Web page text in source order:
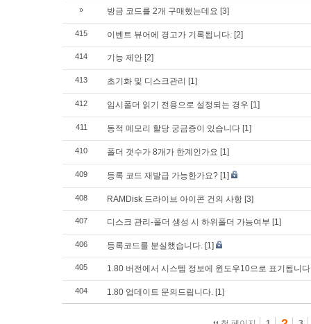
» 방금 코드를 2개 구매했는데요 [3]
415 이벤트 뷰어에 경고가 기록됩니다. [2]
414 기능 제안 [2]
413 초기화 및 디스크관리 [1]
412 임시폴더 읽기 전용으로 설정되는 경우 [1]
411 동적 메모리 할당 궁금증이 있습니다 [1]
410 폴더 갯수가 8개가 한계인가요 [1]
409 등록 코드 재발급 가능한가요? [1]
408 RAMDisk 드라이브 아이콘 건의 사항 [3]
407 디스크 관리-폴더 생성 시 하위폴더 가능여부 [1]
406 등록코드를 분실했습니다. [1]
405 1.80 버전에서 시스템 정보에 윈도우10으로 표기됩니
404 1.80 업데이트 문의드립니다. [1]